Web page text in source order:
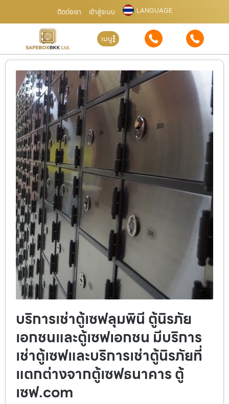
ติดต่อเรา เข้าสู่ระบบ LANGUAGE
เมนู
บริการเช่าตู้เซฟลุมพินี ตู้นิรภัย
เอกชนและตู้เซฟเอกชน มีบริการ
เช่าตู้เซฟและบริการเช่าตู้นิรภัยที่
แตกต่างจากตู้เซฟธนาคาร ตู้
เซฟ.com